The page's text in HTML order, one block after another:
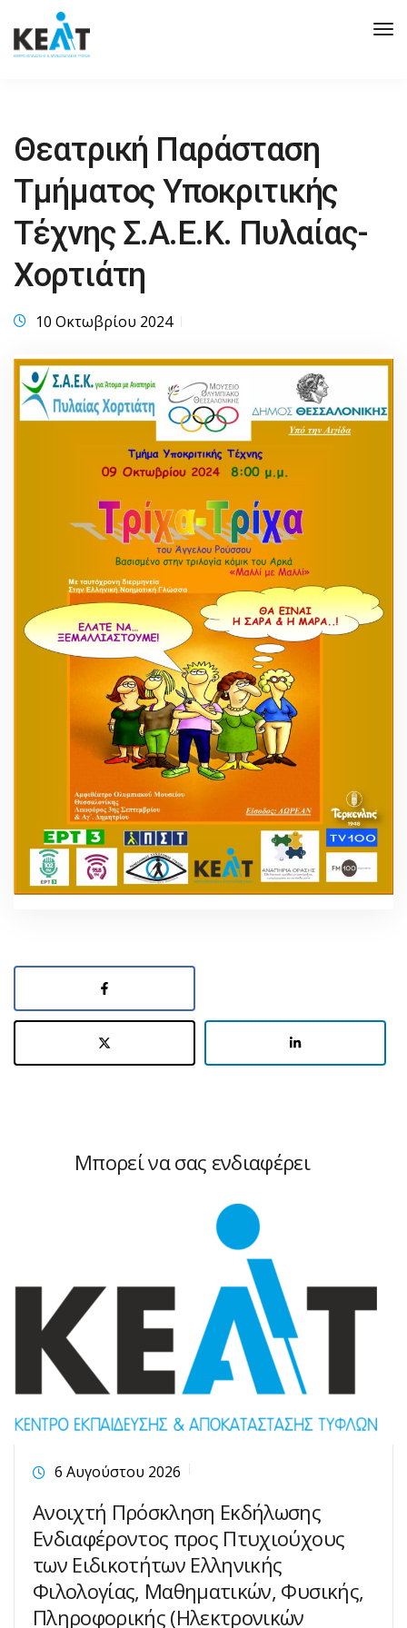
Θεατρική Παράσταση
Τμήματος Υποκριτικής
Τέχνης Σ.Α.Ε.Κ. Πυλαίας-
Χορτιάτη
10 Οκτωβρίου 2024
Μπορεί να σας ενδιαφέρει
6 Αυγούστου 2026
Ανοιχτή Πρόσκληση Εκδήλωσης
Ενδιαφέροντος προς Πτυχιούχους
των Ειδικοτήτων Ελληνικής
Φιλολογίας, Μαθηματικών, Φυσικής,
Πληροφορικής (Ηλεκτρονικών